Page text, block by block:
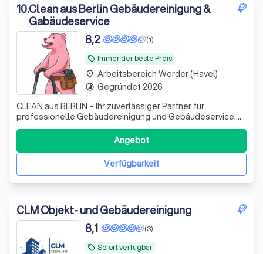
10.Clean aus Berlin Gebäudereinigung &
Gabäudeservice
local_offer Immer der beste Preis
(1)
8,2
CLEAN aus BERLIN – Ihr zuverlässiger Partner für
professionelle Gebäudereinigung und Gebäudeservice.
Wir sorgen für Sauberkeit, Hygiene und Werterhalt in
Büros, Arztpraxen, Gewerbeobjekten, Treppenhäusern
und privaten Immobilien. Unser erfahrenes Team arbeitet
zuverlässig, gründlich und termingerech
Verfügbarkeit
Angebot
place Arbeitsbereich Werder (Havel)
timelapse Gegründet 2026
CLM Objekt- und Gebäudereinigung
local_offer Sofort verfügbar
(3)
8,1